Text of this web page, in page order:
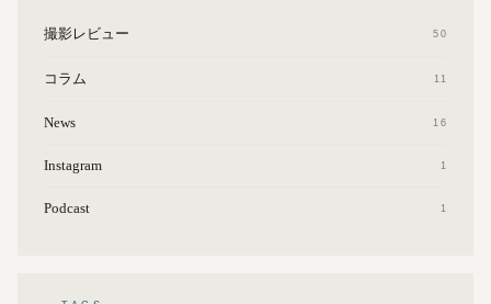
撮影レビュー 50
コラム 11
News 16
Instagram 1
Podcast 1